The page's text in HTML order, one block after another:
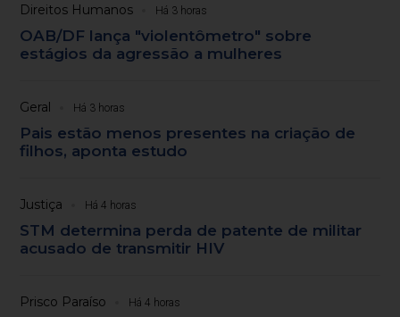
Direitos Humanos Há 3 horas
OAB/DF lança "violentômetro" sobre
estágios da agressão a mulheres
Geral Há 3 horas
Pais estão menos presentes na criação de
filhos, aponta estudo
Justiça Há 4 horas
STM determina perda de patente de militar
acusado de transmitir HIV
Prisco Paraíso Há 4 horas